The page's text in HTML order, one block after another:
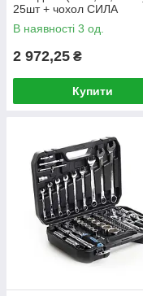
25шт + чохол СИЛА
В наявності 3 од.
2 972,25 ₴
Купити